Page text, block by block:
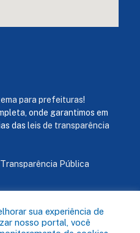
para prefeituras!
onde garantimos em
das leis de transparência
Transparência Pública
a Câmara de Capanema
sua experiência de
nosso portal, você